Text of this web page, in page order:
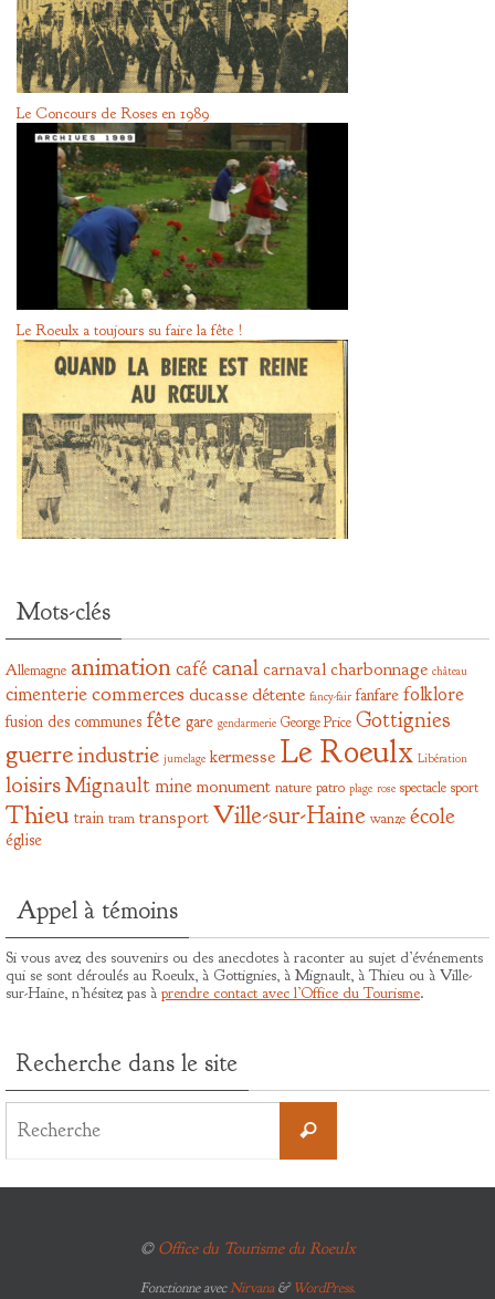
Le Concours de Roses en 1989
Le Roeulx a toujours su faire la fête !
Mots-clés
Allemagne animationcafécanalcarnavalcharbonnage château
cimenteriecommerces ducassedétente fancy-fair fanfare folklore
fusion des communes fête gare gendarmerie George Price Gottignies
guerreindustrie jumelage kermesse Le Roeulx Libération
loisirsMignault minemonument nature patro plage rose spectacle sport
Thieu train tram transportVille-sur-Haine wanze école
église
Appel à témoins
Si vous avez des souvenirs ou des anecdotes à raconter au sujet d’événements
qui se sont déroulés au Roeulx, à Gottignies, à Mignault, à Thieu ou à Ville-
sur-Haine, n’hésitez pas à prendre contact avec l’Office du Tourisme.
Recherche dans le site
Recherche
© Office du Tourisme du Roeulx
Fonctionne avecNirvana&WordPress.